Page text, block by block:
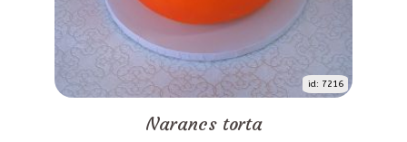
id: 7216
Narancs torta